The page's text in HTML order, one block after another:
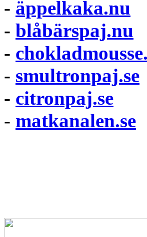
- äppelkaka.nu
- blåbärspaj.nu
-
- smultronpaj.se
- citronpaj.se
- matkanalen.se